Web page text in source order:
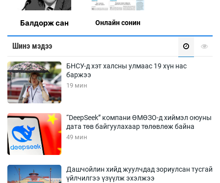
Балдорж сан Онлaйн сонин
Шинэ мэдээ
БНСУ-д хэт халсны улмаас 19 хүн нас
баржээ
19 мин
“DeepSeek” компани ӨМӨЗО-д хиймэл оюуны
дата төв байгуулахаар төлөвлөж байна
49 мин
Дашчойлин хийд жуулчдад зориулсан тусгай
үйлчилгээ үзүүлж эхэлжээ